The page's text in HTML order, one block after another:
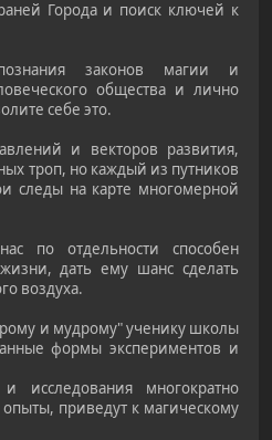
Города и поиск ключей к
законов магии и
общества и лично
себе это.
и векторов развития,
троп, но каждый из путников
следы на карте многомерной
по отдельности способен
дать ему шанс сделать
воздуха.
и мудрому" ученику школы
формы экспериментов и
исследования многократно
приведут к магическому